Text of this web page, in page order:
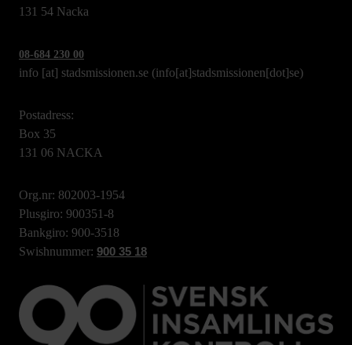
131 54 Nacka
08-684 230 00
info [at] stadsmissionen.se (info[at]stadsmissionen[dot]se)
Postadress:
Box 35
131 06 NACKA
Org.nr: 802003-1954
Plusgiro: 900351-8
Bankgiro: 900-3518
Swishnummer: 900 35 18